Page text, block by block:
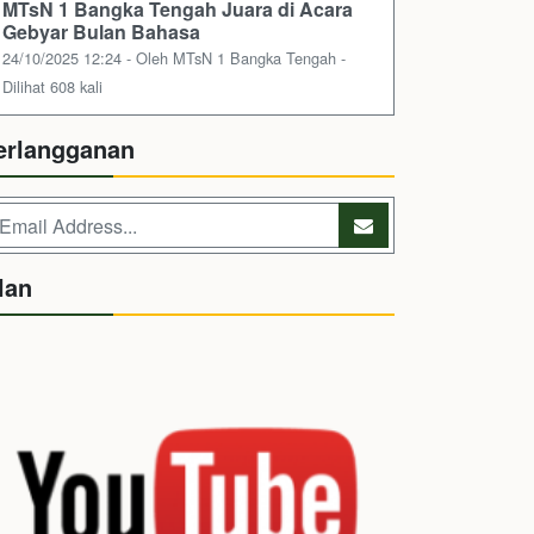
MTsN 1 Bangka Tengah Juara di Acara
Gebyar Bulan Bahasa
24/10/2025 12:24 - Oleh MTsN 1 Bangka Tengah -
Dilihat 608 kali